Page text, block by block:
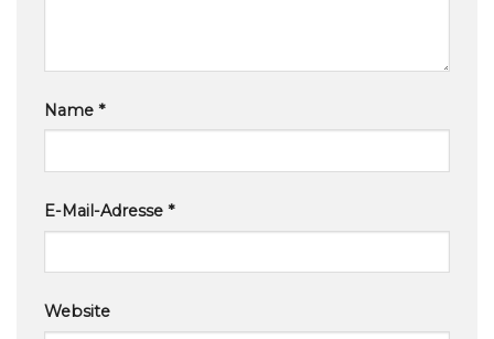
Name *
E-Mail-Adresse *
Website